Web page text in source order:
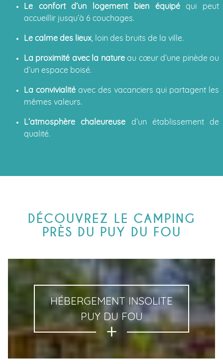
Le confort d’un logement bien équipéqui peut
accueillir jusqu’à 6 couchages.
Le calme des lieux , loin des bruits de la ville.
La proximité avec la natureau cœur d’une pinède ou
d’un espace boisé.
La convivialité avec des vacanciers qui partagent les
mêmes valeurs.
L’atmosphère chaleureuse d’un établissement de
qualité.
DÉCOUVREZ LE CAMPING
PRÈS DU PUY DU FOU
HÉBERGEMENT INSOLITE
PUY DU FOU